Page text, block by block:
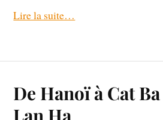
Lire la suite…
De Hanoï à Cat
Lan Ha